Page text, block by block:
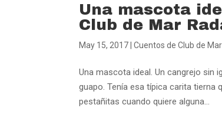
Una mascota
Club de Mar
May 15, 2017 |Cuentos de Club de
Una mascota ideal. Un cangrejo sin
guapo. Tenía esa típica carita tierna
pestañitas cuando quiere alguna...